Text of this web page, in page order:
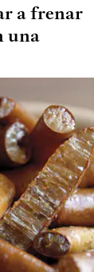
a frenar
una